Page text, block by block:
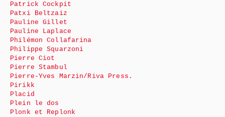
Patrick Cockpit
Patxi Beltzaiz
Pauline Gillet
Pauline Laplace
Philémon Collafarina
Philippe Squarzoni
Pierre Ciot
Pierre Stambul
Pierre-Yves Marzin/Riva Press.
Pirikk
Placid
Plein le dos
Plonk et Replonk